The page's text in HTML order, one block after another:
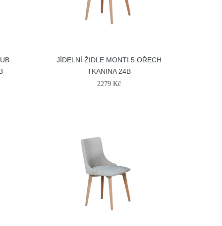
JÍDELNÍ ŽIDLE MONTI 5 OŘECH
TKANINA 24B
2279 Kč